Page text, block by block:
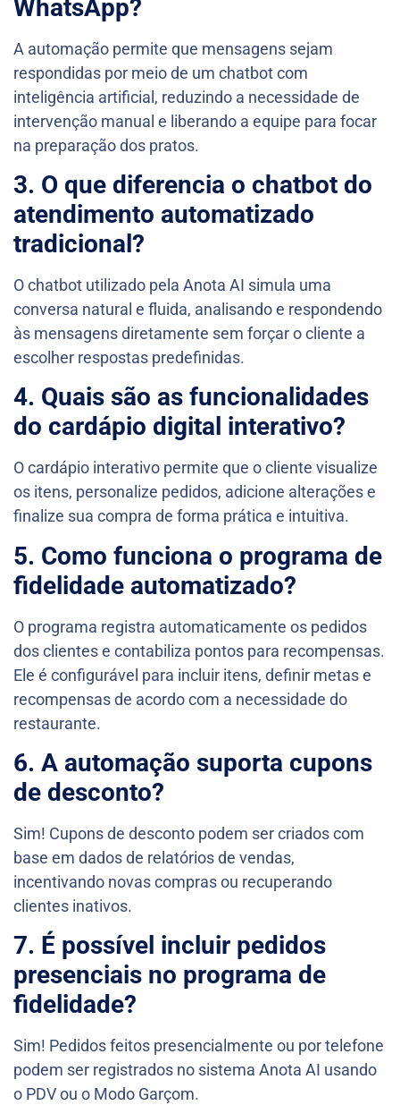
WhatsApp?
A automação permite que mensagens sejam
respondidas por meio de um chatbot com
inteligência artificial, reduzindo a necessidade de
intervenção manual e liberando a equipe para focar
na preparação dos pratos.
3. O que diferencia o chatbot do
atendimento automatizado
tradicional?
O chatbot utilizado pela Anota AI simula uma
conversa natural e fluida, analisando e respondendo
às mensagens diretamente sem forçar o cliente a
escolher respostas predefinidas.
4. Quais são as funcionalidades
do cardápio digital interativo?
O cardápio interativo permite que o cliente visualize
os itens, personalize pedidos, adicione alterações e
finalize sua compra de forma prática e intuitiva.
5. Como funciona o programa de
fidelidade automatizado?
O programa registra automaticamente os pedidos
dos clientes e contabiliza pontos para recompensas.
Ele é configurável para incluir itens, definir metas e
recompensas de acordo com a necessidade do
restaurante.
6. A automação suporta cupons
de desconto?
Sim! Cupons de desconto podem ser criados com
base em dados de relatórios de vendas,
incentivando novas compras ou recuperando
clientes inativos.
7. É possível incluir pedidos
presenciais no programa de
fidelidade?
Sim! Pedidos feitos presencialmente ou por telefone
podem ser registrados no sistema Anota AI usando
o PDV ou o Modo Garçom.